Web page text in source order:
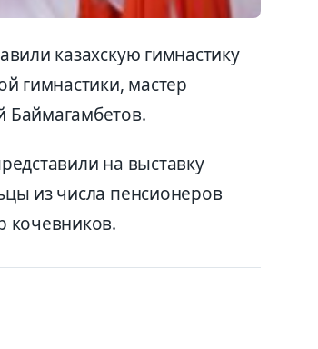
казахскую гимнастику
гимнастики, мастер
Баймагамбетов.
на выставку
из числа пенсионеров
кочевников.